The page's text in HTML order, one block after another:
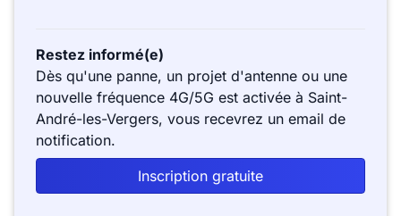
Restez informé(e)
Dès qu'une panne, un projet d'antenne ou une
nouvelle fréquence 4G/5G est activée à Saint-
André-les-Vergers, vous recevrez un email de
notification.
Inscription gratuite